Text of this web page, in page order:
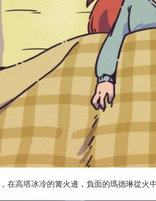
在高塔冰冷的篝火邊，負面的瑪德琳從火